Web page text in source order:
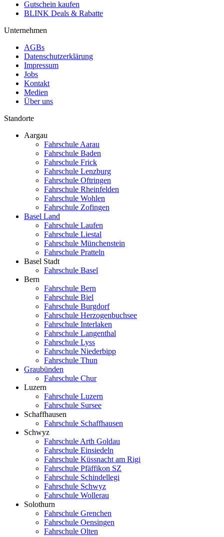
Gutschein kaufen
BLINK Deals & Rabatte
Unternehmen
AGBs
Datenschutzerklärung
Impressum
Jobs
Kontakt
Medien
Über uns
Standorte
Aargau
Fahrschule Aarau
Fahrschule Baden
Fahrschule Frick
Fahrschule Lenzburg
Fahrschule Oftringen
Fahrschule Rheinfelden
Fahrschule Wohlen
Fahrschule Zofingen
Basel Land
Fahrschule Laufen
Fahrschule Liestal
Fahrschule Münchenstein
Fahrschule Pratteln
Basel Stadt
Fahrschule Basel
Bern
Fahrschule Bern
Fahrschule Biel
Fahrschule Burgdorf
Fahrschule Herzogenbuchsee
Fahrschule Interlaken
Fahrschule Langenthal
Fahrschule Lyss
Fahrschule Niederbipp
Fahrschule Thun
Graubünden
Fahrschule Chur
Luzern
Fahrschule Luzern
Fahrschule Sursee
Schaffhausen
Fahrschule Schaffhausen
Schwyz
Fahrschule Arth Goldau
Fahrschule Einsiedeln
Fahrschule Küssnacht am Rigi
Fahrschule Pfäffikon SZ
Fahrschule Schindellegi
Fahrschule Schwyz
Fahrschule Wollerau
Solothurn
Fahrschule Grenchen
Fahrschule Oensingen
Fahrschule Olten